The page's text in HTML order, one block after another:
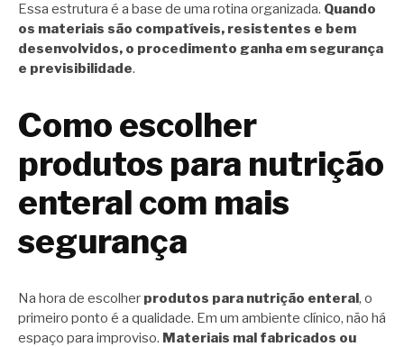
Essa estrutura é a base de uma rotina organizada. Quando
os materiais são compatíveis, resistentes e bem
desenvolvidos, o procedimento ganha em segurança
e previsibilidade.
Como escolher
produtos para nutrição
enteral com mais
segurança
Na hora de escolher produtos para nutrição enteral, o
primeiro ponto é a qualidade. Em um ambiente clínico, não há
espaço para improviso. Materiais mal fabricados ou